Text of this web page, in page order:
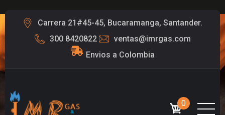
Carrera 21#45-45, Bucaramanga, Santander.
300 8420822
ventas@imrgas.com
Envios a Colombia
0